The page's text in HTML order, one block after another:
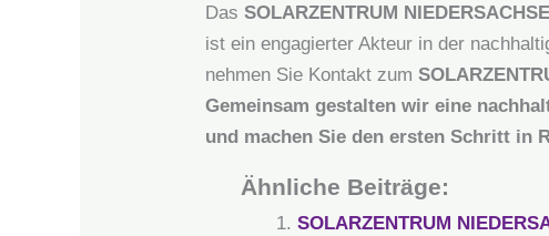
DasSOLARZENTRUM
ist ein engagierter Akteur in der
nehmen Sie Kontakt zum
Gemeinsam gestalten wir eine
und machen Sie den ersten Schritt in
Ähnliche Beiträge:
SOLARZENTRUM